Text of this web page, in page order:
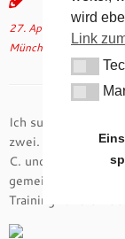
27. April 2017
München
vontk
Ich suche noch
zwei. Wer hat Lust
C. und ich haben
gemeistert, deshalb
Training für die
wird
Link
Technical